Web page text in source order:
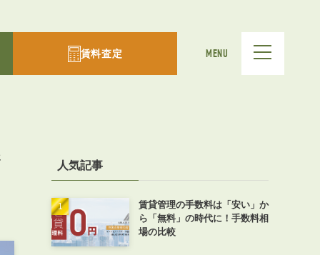
賃料査定 MENU
人気記事
賃貸管理の手数料は「安い」か
ら「無料」の時代に！手数料相
場の比較